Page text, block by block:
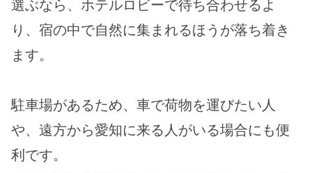
選ぶなら、ホテルロビーで待ち合わせるよ
り、宿の中で自然に集まれるほうが落ち着き
ます。
駐車場があるため、車で荷物を運びたい人
や、遠方から愛知に来る人がいる場合にも便
利です。